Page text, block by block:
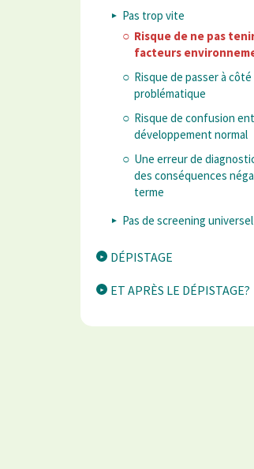
Pas trop vite
Risque de ne pas
facteurs
Risque de passer à
problématique
Risque de confusion
développement normal
Une erreur de
des conséquences
terme
Pas de screening universel
DÉPISTAGE
ET APRÈS LE DÉPISTAGE?